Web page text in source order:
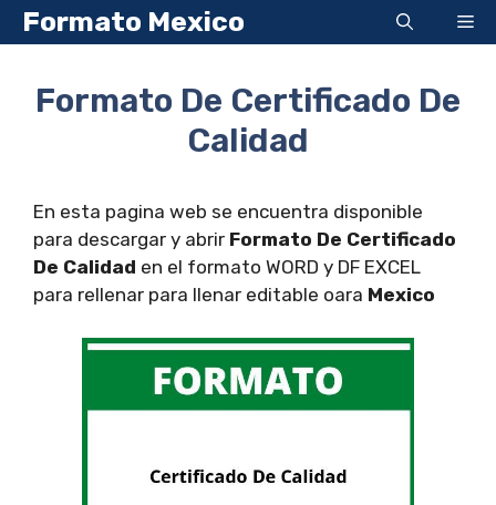
Saltar
al
Formato Mexico
Formato De Certificado De
Calidad
En esta pagina web se encuentra disponible
para descargar y abrir Formato De Certificado
De Calidad en el formato WORD y DF EXCEL
para rellenar para llenar editable oara Mexico